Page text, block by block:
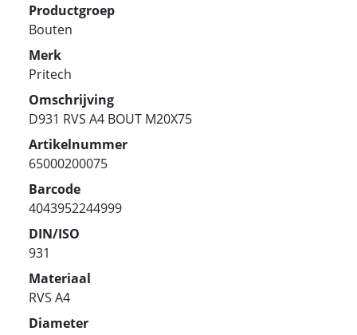
Productgroep
Bouten
Merk
Pritech
Omschrijving
D931 RVS A4 BOUT M20X75
Artikelnummer
65000200075
Barcode
4043952244999
DIN/ISO
931
Materiaal
RVS A4
Diameter